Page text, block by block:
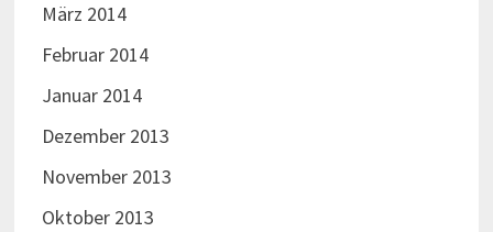
März 2014
Februar 2014
Januar 2014
Dezember 2013
November 2013
Oktober 2013